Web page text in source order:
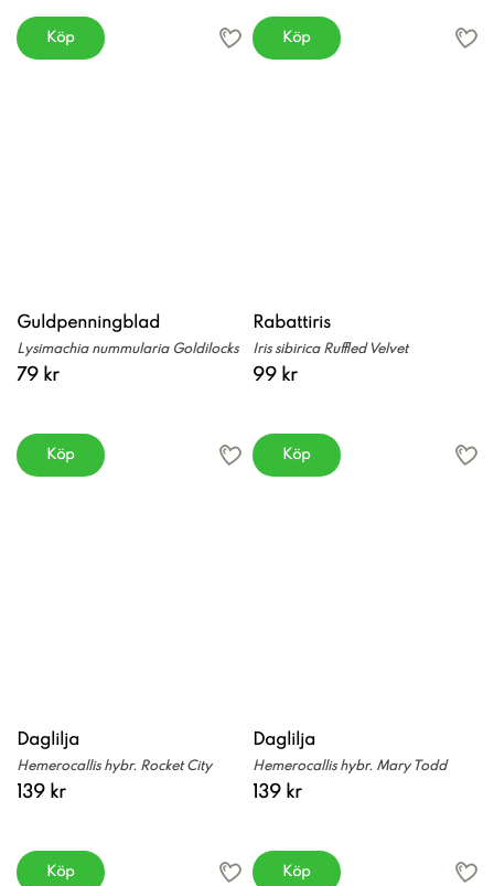
Köp Köp
Guldpenningblad
Lysimachia nummularia Goldilocks
79 kr
Köp
Rabattiris
Iris sibirica Ruffled Velvet
99 kr
Köp
Daglilja
Hemerocallis hybr. Rocket City
139 kr
Köp
Daglilja
Hemerocallis hybr. Mary Todd
139 kr
Köp